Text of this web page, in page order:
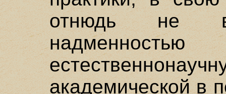
отнюдь не
академической в